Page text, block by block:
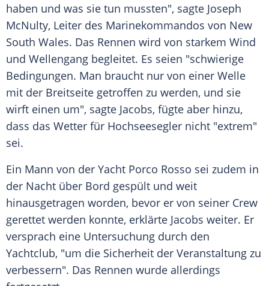
haben und was sie tun mussten", sagte Joseph
McNulty, Leiter des Marinekommandos von New
South Wales. Das Rennen wird von starkem Wind
und Wellengang begleitet. Es seien "schwierige
Bedingungen. Man braucht nur von einer Welle
mit der Breitseite getroffen zu werden, und sie
wirft einen um", sagte Jacobs, fügte aber hinzu,
dass das Wetter für Hochseesegler nicht "extrem"
sei.
Ein Mann von der Yacht Porco Rosso sei zudem in
der Nacht über Bord gespült und weit
hinausgetragen worden, bevor er von seiner Crew
gerettet werden konnte, erklärte Jacobs weiter. Er
versprach eine Untersuchung durch den
Yachtclub, "um die Sicherheit der Veranstaltung zu
verbessern". Das Rennen wurde allerdings